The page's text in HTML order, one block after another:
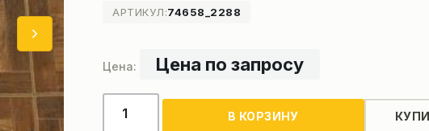
АРТИКУЛ:74658_2288
Цена по запросу
Количество
товара
В КОРЗИНУ